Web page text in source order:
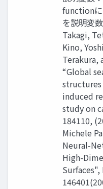
functionに
を説明変
Takagi,
Kino,
Terakura,
“Global
induced
study on
184110,
Michele
Neural-
High-
Surfaces",